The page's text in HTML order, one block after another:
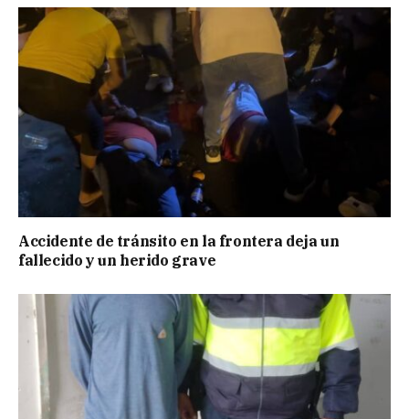
Accidente de tránsito en la frontera deja un
fallecido y un herido grave